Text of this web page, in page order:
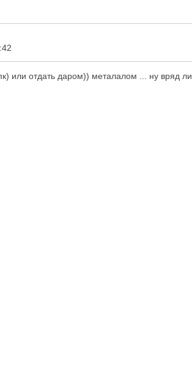
или отдать даром)) металалом ... ну вряд ли